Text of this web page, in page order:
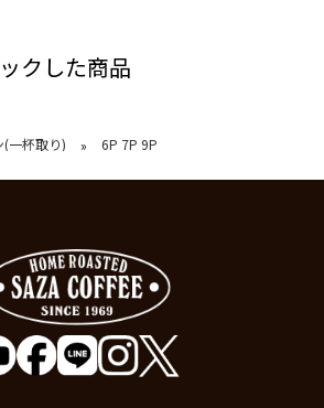
クした商品
(一杯取り) » 6P 7P 9P